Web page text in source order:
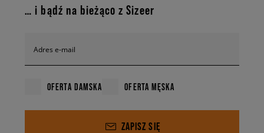
… i bądź na bieżąco z Sizeer
Adres e-mail
OFERTA DAMSKA OFERTA MĘSKA
ZAPISZ SIĘ